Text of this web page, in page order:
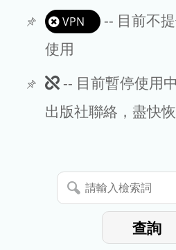
VPN
-- 目前不
使用
此
期
暫
停
-- 目前暫停使用
出版社聯絡，盡快
請
輸
查詢